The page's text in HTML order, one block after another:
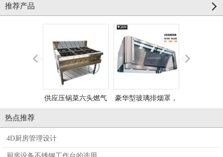
推荐产品
供应压锅菜六头燃气
炉，六眼煲仔炉，煲
仔炉厂家
豪华型玻璃排烟罩，
热点推荐
4D厨房管理设计